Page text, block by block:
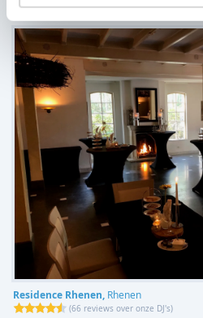
Residence Rhenen, Rhenen
(66 reviews over onze DJ's)